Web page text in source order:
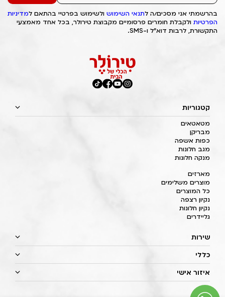
בהרשמתי אני מסכים/ה לתנאי השימוש ולשימוש בפרטיי בהתאם למדיניות
הפרטיות ולקבלת חומרים פרסומיים מקבוצת טירולר, בכל אחד מאמצעי
התקשורת, לרבות דוא"ל ו-SMS.
קטגוריות
מטאטאים
מבריקן
כפות אשפה
מגב חלונות
מנקה חלונות
מארזים
מוצרים משלימים
כל המוצרים
נקיון רצפה
נקיון חלונות
גליידרים
שירות
כללי
איזור אישי